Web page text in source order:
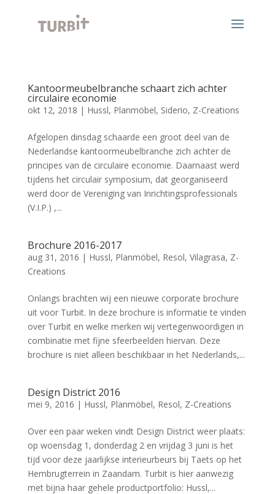
Kantoormeubelbranche schaart zich achter
circulaire economie
okt 12, 2018 | Hussl, Planmöbel, Siderio, Z-Creations
Afgelopen dinsdag schaarde een groot deel van de
Nederlandse kantoormeubelbranche zich achter de
principes van de circulaire economie. Daarnaast werd
tijdens het circulair symposium, dat georganiseerd
werd door de Vereniging van Inrichtingsprofessionals
(V.I.P.) ,...
Brochure 2016-2017
aug 31, 2016 | Hussl, Planmöbel, Resol, Vilagrasa, Z-
Creations
Onlangs brachten wij een nieuwe corporate brochure
uit voor Turbit. In deze brochure is informatie te vinden
over Turbit en welke merken wij vertegenwoordigen in
combinatie met fijne sfeerbeelden hiervan. Deze
brochure is niet alleen beschikbaar in het Nederlands,...
Design District 2016
mei 9, 2016 | Hussl, Planmöbel, Resol, Z-Creations
Over een paar weken vindt Design District weer plaats:
op woensdag 1, donderdag 2 en vrijdag 3 juni is het
tijd voor deze jaarlijkse interieurbeurs bij Taets op het
Hembrugterrein in Zaandam. Turbit is hier aanwezig
met bijna haar gehele productportfolio: Hussl,...